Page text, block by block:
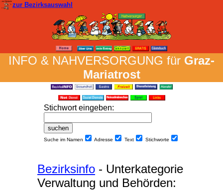
zur Bezirksauswahl
INFO & NAH­VER­SORG­UNG für Graz-
Mariatrost
Stich­wort ein­geben:
Suche im Namen Adresse Text Stich­worte
Bezirksinfo - Unterkategorie
Verwaltung und Behörden: